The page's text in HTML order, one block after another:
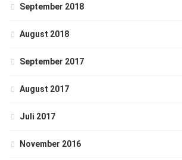
September 2018
August 2018
September 2017
August 2017
Juli 2017
November 2016